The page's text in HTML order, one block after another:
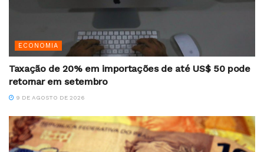
ECONOMIA
Taxação de 20% em importações de até US$ 50 pode
retornar em setembro
9 DE AGOSTO DE 2026